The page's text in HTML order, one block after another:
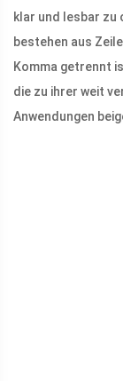
klar und lesbar zu
bestehen aus
Komma getrennt
die zu ihrer weit
Anwendungen